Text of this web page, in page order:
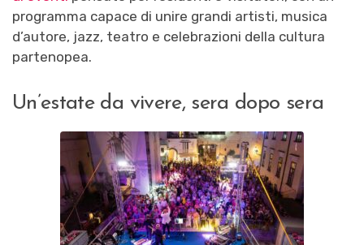
programma capace di unire grandi artisti, musica
d’autore, jazz, teatro e celebrazioni della cultura
partenopea.
Un’estate da vivere, sera dopo sera